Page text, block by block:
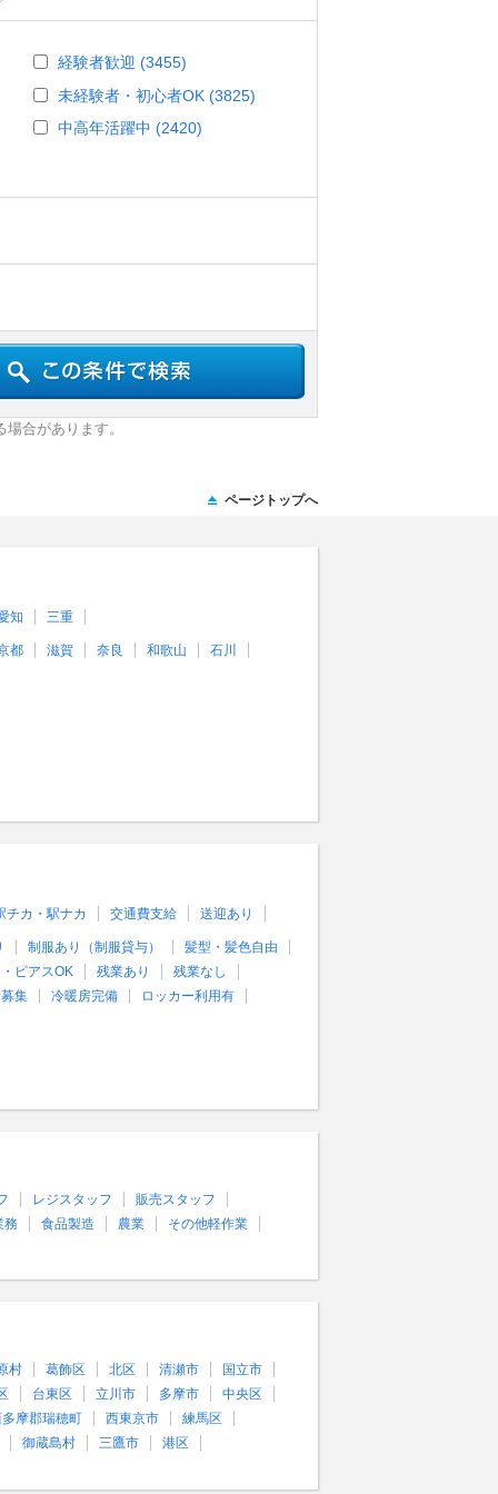
経験者歓迎 (3455)
未経験者・初心者OK (3825)
中高年活躍中 (2420)
合があります。
知 三重
都 滋賀 奈良 和歌山 石川
チカ・駅ナカ 交通費支給 送迎あり
制服あり（制服貸与）
髪型・髪色自由
ピアスOK
残業あり
残業なし
集
冷暖房完備 ロッカー利用有
レジスタッフ
販売スタッフ
務
食品製造 農業 その他軽作業
村 葛飾区 北区 清瀬市
国立市
台東区 立川市 多摩市
中央区
摩郡瑞穂町
西東京市
練馬区
御蔵島村
三鷹市 港区
ページトップへ